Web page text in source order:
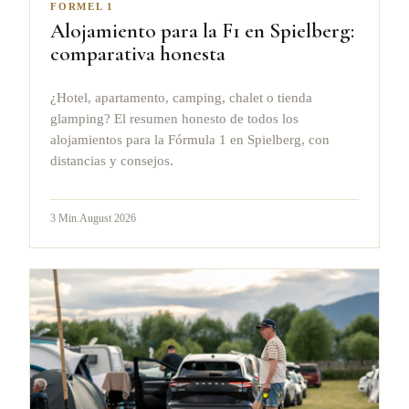
FORMEL 1
Alojamiento para la F1 en Spielberg:
comparativa honesta
¿Hotel, apartamento, camping, chalet o tienda
glamping? El resumen honesto de todos los
alojamientos para la Fórmula 1 en Spielberg, con
distancias y consejos.
3 Min.August 2026